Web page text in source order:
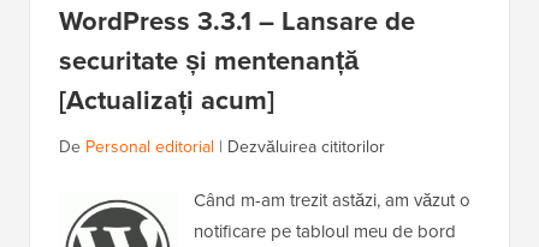
WordPress 3.3.1 – Lansare de
securitate și mentenanță
[Actualizați acum]
De Personal editorial | Dezvăluirea cititorilor
Când m-am trezit astăzi, am văzut o
notificare pe tabloul meu de bord